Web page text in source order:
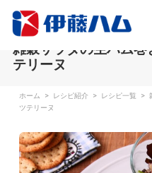
雑穀サラダの生ハム
テリーヌ
ホーム > レシピ紹介 > レシピ一覧 >
ツテリーヌ